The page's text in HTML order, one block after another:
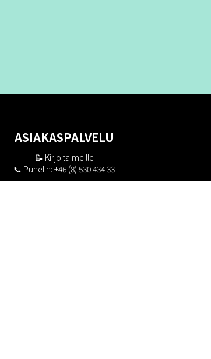
ASIAKASPALVELU
📝 Kirjoita meille
📞 Puhelin: +46 (8) 530 434 33
Maanantai - Torstai klo 10.00 - 17.00